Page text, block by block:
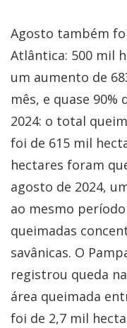
Agosto também
Atlântica: 500 mil
um aumento de
mês, e quase
2024: o total
foi de 615 mil
hectares foram
agosto de 2024,
ao mesmo período
queimadas
savânicas. O
registrou queda
área queimada
foi de 2,7 mil